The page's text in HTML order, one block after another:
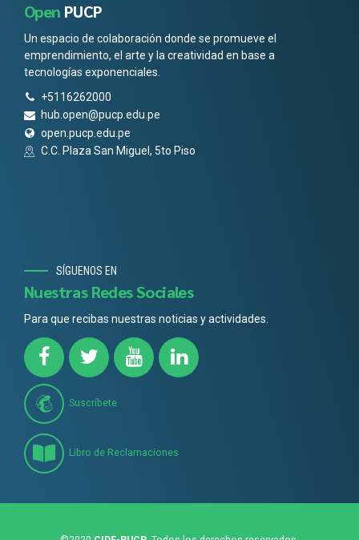
Open PUCP
Un espacio de colaboración donde se promueve el
emprendimiento, el arte y la creatividad en base a
tecnologías exponenciales.
+5116262000
hub.open@pucp.edu.pe
open.pucp.edu.pe
C.C. Plaza San Miguel, 5to Piso
SÍGUENOS EN
Nuestras Redes Sociales
Para que recibas nuestras noticias y actividades.
Suscríbete
Libro de Reclamaciones